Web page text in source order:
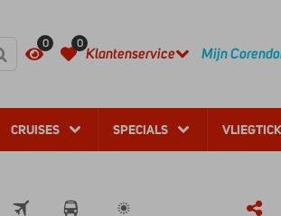
0 0
Klantenservice Mijn
CRUISES SPECIALS